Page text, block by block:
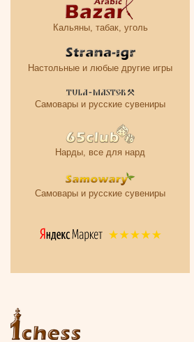
Кальяны, табак, уголь
Настольные и любые другие игры
Самовары и русские сувениры
Нарды, все для нард
Самовары и русские сувениры